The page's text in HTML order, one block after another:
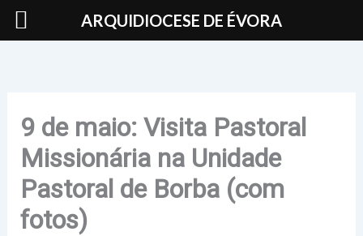
Skip
9 de maio: Visita Pastoral
Missionária na Unidade
Pastoral de Borba (com
fotos)
ARQUIDIOCESE DE ÉVORA